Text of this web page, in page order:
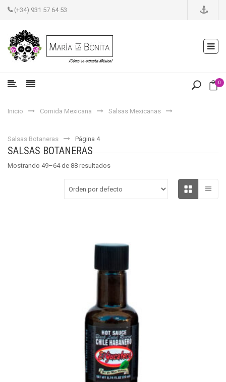
(+34) 931 57 64 53
0
Inicio Comida Mexicana Salsas Mexicanas
Salsas Botaneras Página 4
SALSAS BOTANERAS
Mostrando 49–64 de 88 resultados